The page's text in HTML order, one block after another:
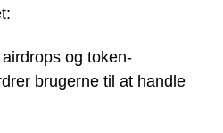
og token-
brugerne til at handle